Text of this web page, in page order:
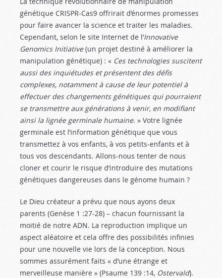
génétique CRISPR-Cas9 offrirait d’énormes promesses
pour faire avancer la science et traiter les maladies.
Cependant, selon le site Internet de l’Innovative
Genomics Initiative(un projet destiné à améliorer la
manipulation génétique) : « Ces technologies suscitent
aussi des inquiétudes et présentent des défis
complexes, notamment à cause de leur potentiel à
effectuer des changements génétiques qui pourraient
se transmettre aux générations à venir, en modifiant
ainsi la lignée germinale humaine. » Votre lignée
germinale est l’information génétique que vous
transmettez à vos enfants, à vos petits-enfants et à
tous vos descendants. Allons-nous tenter de nous
cloner et courir le risque d’introduire des mutations
génétiques dangereuses dans le génome humain ?
Le Dieu créateur a prévu que nous ayons deux
parents (Genèse 1 :27-28) – chacun fournissant la
moitié de notre ADN. La reproduction implique un
aspect aléatoire et cela offre des possibilités infinies
pour une nouvelle vie lors de la conception. Nous
sommes assurément faits « d’une étrange et
merveilleuse manière » (Psaume 139 :14, Ostervald).